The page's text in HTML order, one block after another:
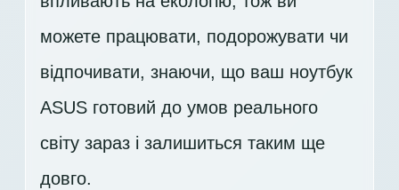
можете працювати, подорожувати чи
відпочивати, знаючи, що ваш ноутбук
ASUS готовий до умов реального
світу зараз і залишиться таким ще
довго.